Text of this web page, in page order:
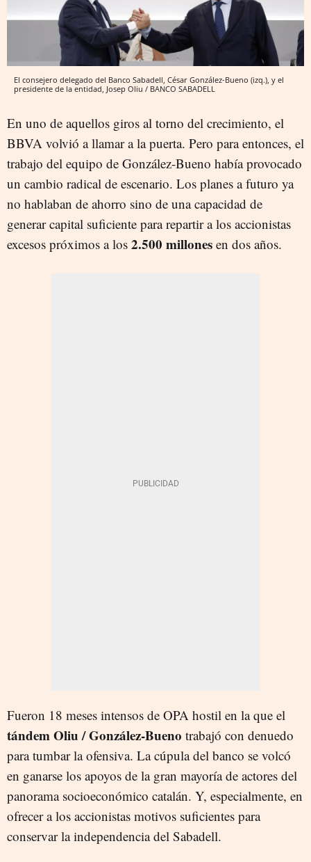
El consejero delegado del Banco Sabadell, César González-Bueno (izq.), y el
presidente de la entidad, Josep Oliu / BANCO SABADELL
En uno de aquellos giros al torno del crecimiento, el
BBVA volvió a llamar a la puerta. Pero para entonces, el
trabajo del equipo de González-Bueno había provocado
un cambio radical de escenario. Los planes a futuro ya
no hablaban de ahorro sino de una capacidad de
generar capital suficiente para repartir a los accionistas
excesos próximos a los 2.500 millones en dos años.
Fueron 18 meses intensos de OPA hostil en la que el
tándem Oliu / González-Bueno trabajó con denuedo
para tumbar la ofensiva. La cúpula del banco se volcó
en ganarse los apoyos de la gran mayoría de actores del
panorama socioeconómico catalán. Y, especialmente, en
ofrecer a los accionistas motivos suficientes para
conservar la independencia del Sabadell.